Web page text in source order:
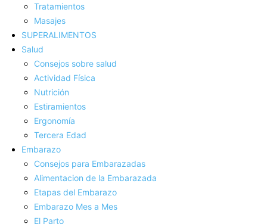
Tratamientos
Masajes
SUPERALIMENTOS
Salud
Consejos sobre salud
Actividad Fí­sica
Nutrición
Estiramientos
Ergonomí­a
Tercera Edad
Embarazo
Consejos para Embarazadas
Alimentacion de la Embarazada
Etapas del Embarazo
Embarazo Mes a Mes
El Parto